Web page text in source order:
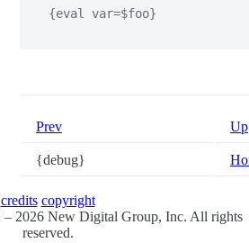
    {eval var=$foo}
Prev Up
{debug}
credits copyright
2026 New Digital Group, Inc. All rights
reserved.